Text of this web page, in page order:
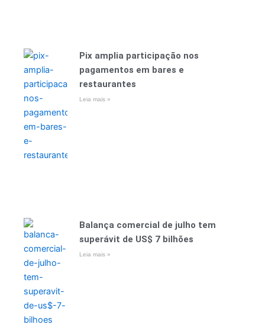
Pix amplia participação nos
pagamentos em bares e
restaurantes
Leia mais »
Balança comercial de julho tem
superávit de US$ 7 bilhões
Leia mais »